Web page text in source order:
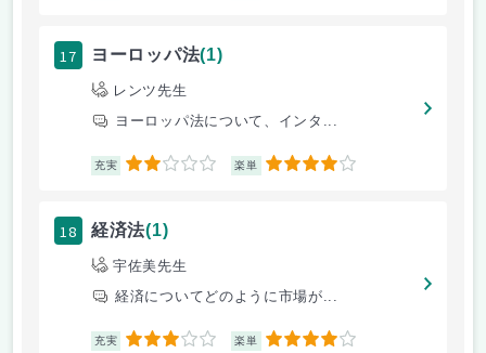
17 ヨーロッパ法(1)
レンツ先生
ヨーロッパ法について、インタ...
充実 2 楽単 4
18 経済法(1)
宇佐美先生
経済についてどのように市場が...
充実 3 楽単 4